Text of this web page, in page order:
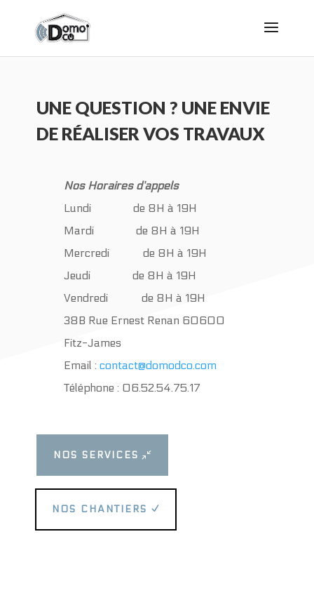
UNE QUESTION ? UNE ENVIE
DE RÉALISER VOS TRAVAUX
Nos Horaires d’appels
Lundi de 8H à 19H
Mardi de 8H à 19H
Mercredi de 8H à 19H
Jeudi de 8H à 19H
Vendredi de 8H à 19H
38B Rue Ernest Renan 60600
Fitz-James
Email : contact@domodco.com
Téléphone : 06.52.54.75.17
NOS SERVICES
NOS CHANTIERS